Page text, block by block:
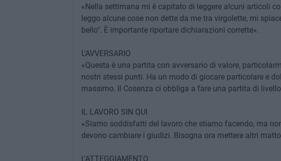
«Nella settimana mi è capitato di leggere alcuni articoli
leggo alcune cose non dette da me tra virgolette, mi
bello". È importante riportare dichiarazioni corrette».
L'AVVERSARIO
«Questa è una partita con avversario di valore,
nostri stessi punti. Ha un modo di giocare particolare e
massimo. Il Cosenza ci obbliga a fare una partita di
IL LAVORO SIN QUI
«Siamo soddisfatti del lavoro che stiamo facendo, ma
devono cambiare i giudizi. Bisogna ora mettere altri
L'ATTEGGIAMENTO